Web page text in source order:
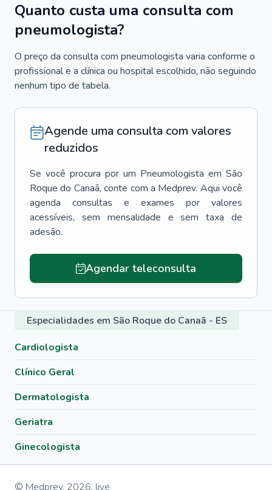
Quanto custa uma consulta com
pneumologista?
O preço da consulta com pneumologista varia conforme o
profissional e a clínica ou hospital escolhido, não seguindo
nenhum tipo de tabela.
Agende uma consulta com valores
reduzidos
Se você procura por um Pneumologista em São
Roque do Canaã, conte com a Medprev. Aqui você
agenda consultas e exames por valores
acessíveis, sem mensalidade e sem taxa de
adesão.
Agendar teleconsulta
Especialidades em São Roque do Canaã - ES
Cardiologista
Clínico Geral
Dermatologista
Geriatra
Ginecologista
© Medprev, 2026, live